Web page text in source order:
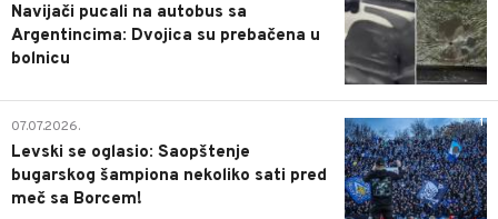
Navijači pucali na autobus sa
Argentincima: Dvojica su prebačena u
bolnicu
1
07.07.2026.
Levski se oglasio: Saopštenje
bugarskog šampiona nekoliko sati pred
meč sa Borcem!